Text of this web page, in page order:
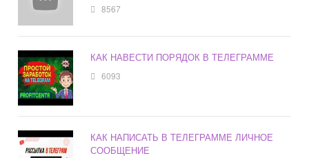
8567
КАК НАВЕСТИ ПОРЯДОК В ТЕЛЕГРАММЕ
6093
КАК НАПИСАТЬ В ТЕЛЕГРАММЕ ЛИЧНОЕ
СООБЩЕНИЕ